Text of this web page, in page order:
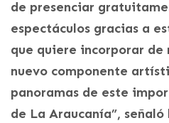
de presenciar
espectáculos gracias a
que quiere incorporar
nuevo componente
panoramas de este
de La Araucanía”,